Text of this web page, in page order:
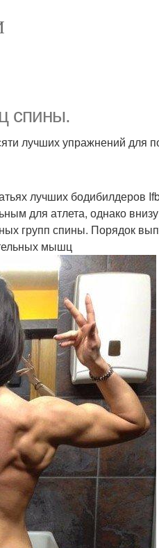
спины.
лучших упражнений для
лучших бодибилдеров
для атлета, однако
групп спины. Порядок
мышц